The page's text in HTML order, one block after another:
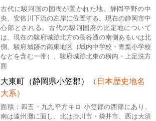
古代に駿河国の国衙が置かれた地。静岡平野の中
央、安倍川下流の左岸に位置する。現在の静岡市中
心部とされる。古代の駿河国府の比定地について
は、現在の駿府城跡北方の長谷通の南側あるいは北
側、駿府城跡の南東地区（城内中学校・青葉小学校
などを含む一帯）、駿府城跡北東の横内・上足洗方
面
大東町（静岡県小笠郡）
（日本歴史地名
大系）
面積：四五・九九平方キロ 小笠郡の西部にあり、
南は遠州灘に面し、北は掛川市・袋井市、西は大須